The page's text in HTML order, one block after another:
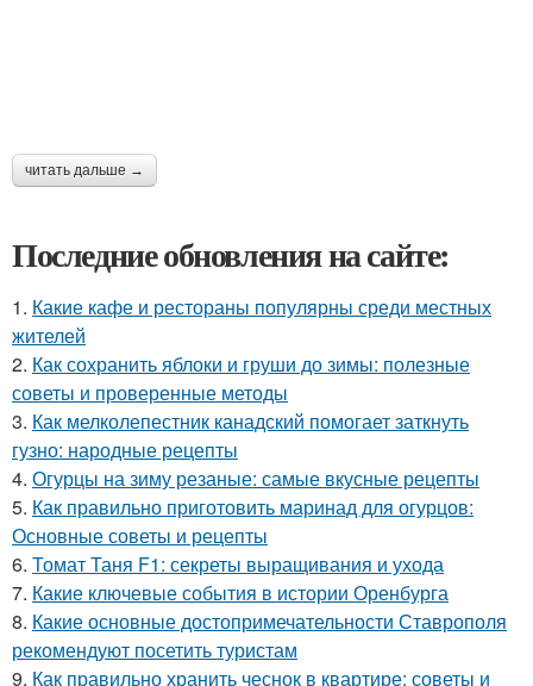
читать дальше →
Последние обновления на сайте:
1. Какие кафе и рестораны популярны среди местных
жителей
2. Как сохранить яблоки и груши до зимы: полезные
советы и проверенные методы
3. Как мелколепестник канадский помогает заткнуть
гузно: народные рецепты
4. Огурцы на зиму резаные: самые вкусные рецепты
5. Как правильно приготовить маринад для огурцов:
Основные советы и рецепты
6. Томат Таня F1: секреты выращивания и ухода
7. Какие ключевые события в истории Оренбурга
8. Какие основные достопримечательности Ставрополя
рекомендуют посетить туристам
9. Как правильно хранить чеснок в квартире: советы и